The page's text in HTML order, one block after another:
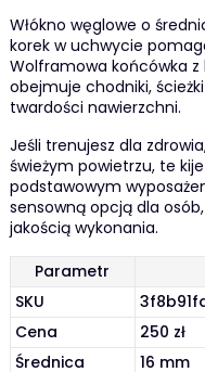
Włókno węglowe o
korek w uchwycie
Wolframowa końcówka
obejmuje chodniki,
twardości nawierzchni.
Jeśli trenujesz dla
świeżym powietrzu, te
podstawowym
sensowną opcją dla
jakością wykonania.
Parametr
SKU
Cena
250 zł
Średnica
16 mm